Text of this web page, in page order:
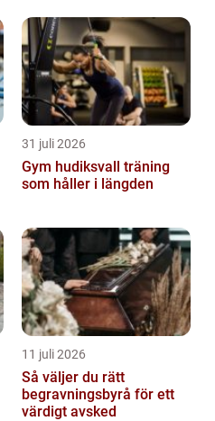
31 juli 2026
Gym hudiksvall träning
som håller i längden
11 juli 2026
Så väljer du rätt
begravningsbyrå för ett
värdigt avsked